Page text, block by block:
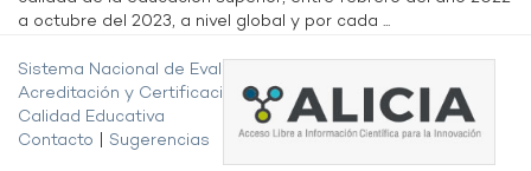
a octubre del 2023, a nivel global y por cada ...
Sistema Nacional de Evaluación,
Acreditación y Certificación de la
Calidad Educativa
Contacto
Sugerencias